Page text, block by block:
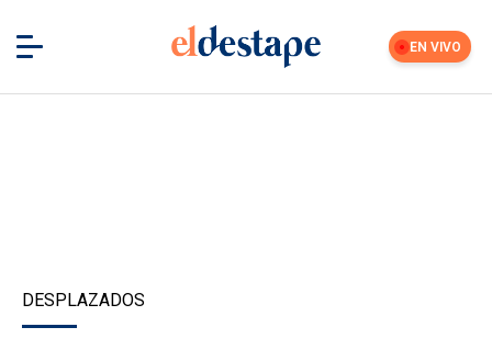
EN VIVO
DESPLAZADOS